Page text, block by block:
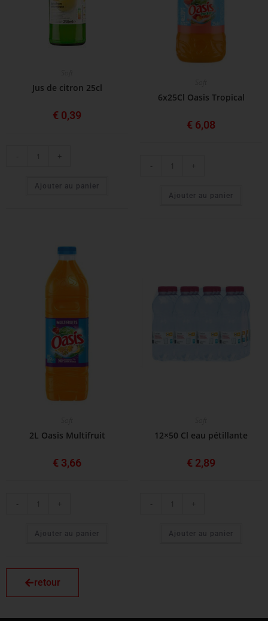
Jus de citron 25cl
€ 0,39
- +
Ajouter au panier
6x25Cl Oasis Tropical
€ 6,08
- +
Ajouter au panier
2L Oasis Multifruit
€ 3,66
- +
Ajouter au panier
12×50 Cl eau pétillante
€ 2,89
- +
Ajouter au panier
retour